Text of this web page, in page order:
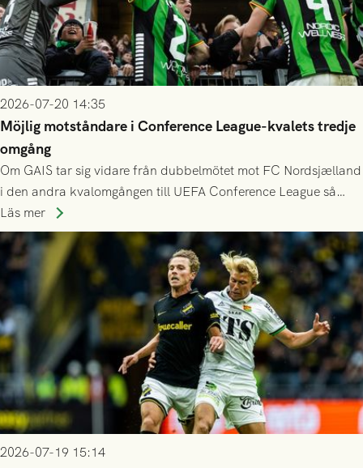
2026-07-20 14:35
Möjlig motståndare i Conference League-kvalets tredje
omgång
Om GAIS tar sig vidare från dubbelmötet mot FC Nordsjælland
i den andra kvalomgången till UEFA Conference League så
spelas den tredje kvalomgången kort därpå. Motståndare blir
då vinnaren i mötet mellan isländska Valur och HŠK Zrinjski
Mostar från Bosnien och Hercegovina.
Läs mer
2026-07-19 15:14